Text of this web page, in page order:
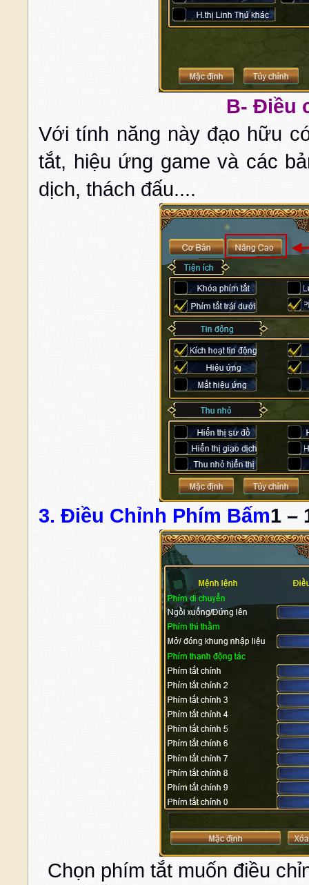
B- Điều
Với tính năng này đạo hữu
tắt, hiệu ứng game và các
dịch, thách đấu....
3. Điều Chỉnh Phím Bấm1 –
Chọn phím tắt muốn điều